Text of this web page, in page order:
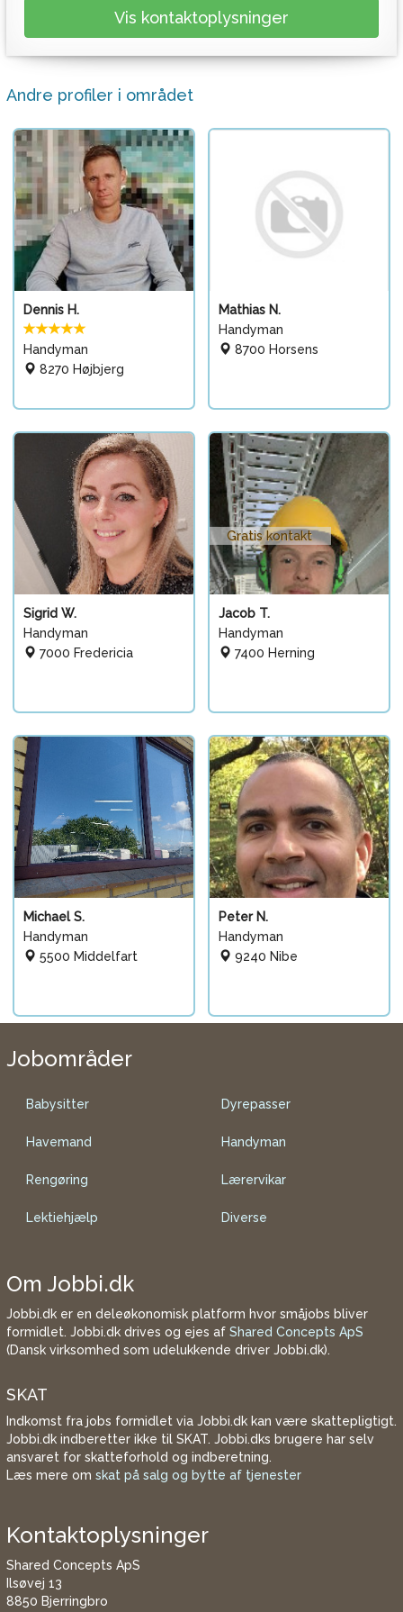
Vis kontaktoplysninger
Andre profiler i området
Dennis H.
Handyman
8270 Højbjerg
Mathias N.
Handyman
8700 Horsens
Sigrid W.
Handyman
7000 Fredericia
Gratis kontakt
Jacob T.
Handyman
7400 Herning
Michael S.
Handyman
5500 Middelfart
Peter N.
Handyman
9240 Nibe
Jobområder
Babysitter
Havemand
Rengøring
Lektiehjælp
Dyrepasser
Handyman
Lærervikar
Diverse
Om Jobbi.dk
Jobbi.dk er en deleøkonomisk platform hvor småjobs bliver
formidlet. Jobbi.dk drives og ejes af Shared Concepts ApS
(Dansk virksomhed som udelukkende driver Jobbi.dk).
SKAT
Indkomst fra jobs formidlet via Jobbi.dk kan være skattepligtigt.
Jobbi.dk indberetter ikke til SKAT. Jobbi.dks brugere har selv
ansvaret for skatteforhold og indberetning.
Læs mere om skat på salg og bytte af tjenester
Kontaktoplysninger
Shared Concepts ApS
Ilsøvej 13
8850 Bjerringbro